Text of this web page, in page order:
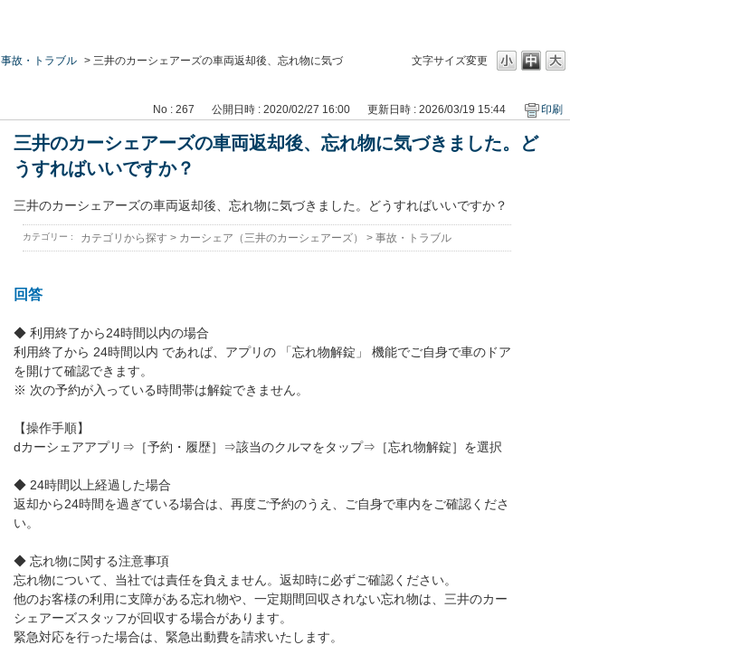
文字サイズ変更
事故・トラブル > 三井のカーシェアーズの車両返却後、忘れ物に気づ
No : 267 公開日時 : 2020/02/27 16:00 更新日時 : 2026/03/19 15:44 印刷
三井のカーシェアーズの車両返却後、忘れ物に気づきました。ど
うすればいいですか？
三井のカーシェアーズの車両返却後、忘れ物に気づきました。どうすればいいですか？
カテゴリー : カテゴリから探す > カーシェア（三井のカーシェアーズ） > 事故・トラブル
回答
◆ 利用終了から24時間以内の場合
利用終了から 24時間以内 であれば、アプリの 「忘れ物解錠」 機能でご自身で車のドア
を開けて確認できます。
※ 次の予約が入っている時間帯は解錠できません。
【操作手順】
dカーシェアアプリ⇒［予約・履歴］⇒該当のクルマをタップ⇒［忘れ物解錠］を選択
◆ 24時間以上経過した場合
返却から24時間を過ぎている場合は、再度ご予約のうえ、ご自身で車内をご確認くださ
い。
◆ 忘れ物に関する注意事項
忘れ物について、当社では責任を負えません。返却時に必ずご確認ください。
他のお客様の利用に支障がある忘れ物や、一定期間回収されない忘れ物は、三井のカー
シェアーズスタッフが回収する場合があります。
緊急対応を行った場合は、緊急出動費を請求いたします。